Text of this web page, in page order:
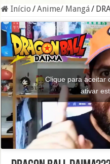
A verdade sobre os
Início /Anime/ Mangá/
Clique para aceitar
ativar